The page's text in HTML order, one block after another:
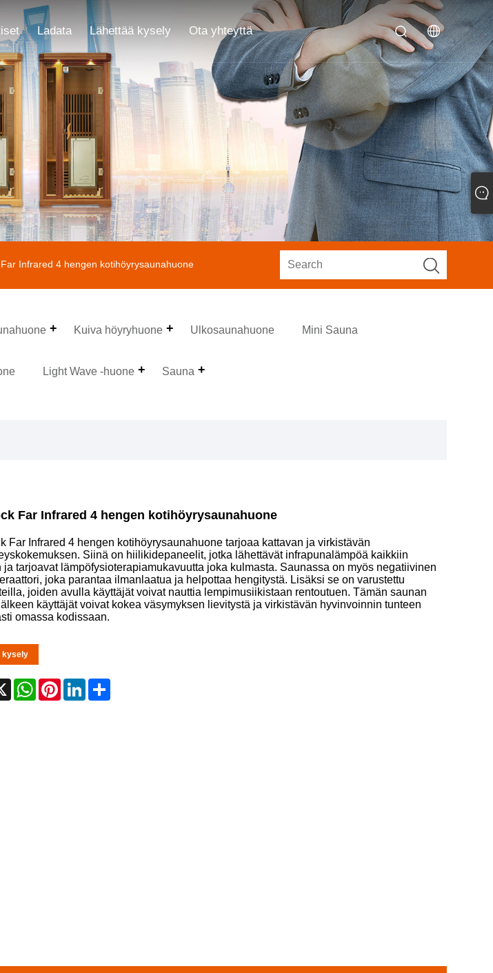
Ladata Lähettää kysely Ota yhteyttä
Infrared 4 hengen kotihöyrysaunahuone
Kuiva höyryhuone Ulkosaunahuone Mini Sauna
Light Wave -huone Sauna
Far Infrared 4 hengen kotihöyrysaunahuone
Far Infrared 4 hengen kotihöyrysaunahuone tarjoaa kattavan ja virkistävän
Siinä on hiilikidepaneelit, jotka lähettävät infrapunalämpöä kaikkiin
ja tarjoavat lämpöfysioterapiamukavuutta joka kulmasta. Saunassa on myös negatiivinen
joka parantaa ilmanlaatua ja helpottaa hengitystä. Lisäksi se on varustettu
joiden avulla käyttäjät voivat nauttia lempimusiikistaan ​​rentoutuen. Tämän saunan
käyttäjät voivat kokea väsymyksen lievitystä ja virkistävän hyvinvoinnin tunteen
omassa kodissaan.
kysely
X WhatsApp
PinterestLinkedIn